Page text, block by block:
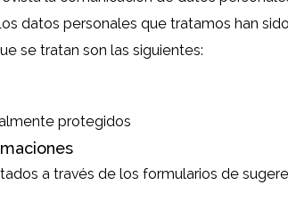
datos personales que tratamos han
se tratan son las siguientes:
protegidos
a través de los formularios de